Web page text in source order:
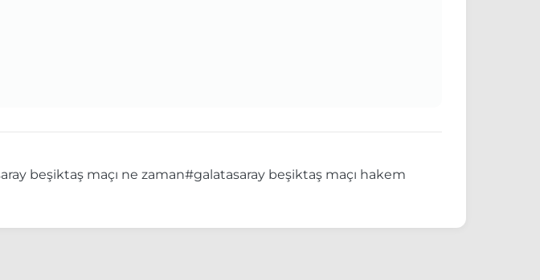
beşiktaş maçı ne zaman#galatasaray beşiktaş maçı hakem